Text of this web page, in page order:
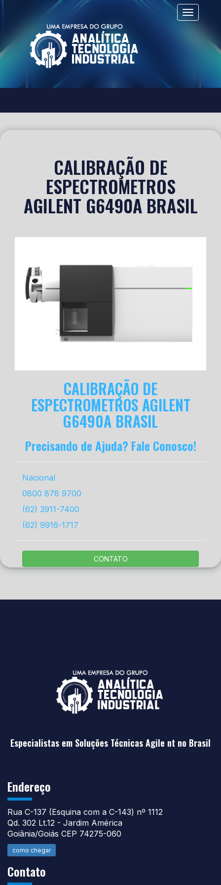
Alternar
CALIBRAÇÃO DE
ESPECTROMETROS
AGILENT G6490A BRASIL
CALIBRAÇÃO DE
ESPECTROMETROS AGILENT
G6490A BRASIL
Precisando de Ajuda? Fale Conosco!
Nacional
0800 878 9700
(62) 3911-7400
(62) 9916-1717
CONTATO
Especialistas em Soluções Técnicas Agile nt no Brasil
Endereço
Rua C-137 (Esquina com a C-143) nº 1112
Qd. 302 Lt.12 - Jardim América
Goiânia/Goiás CEP 74275-060
como chegar
Contato